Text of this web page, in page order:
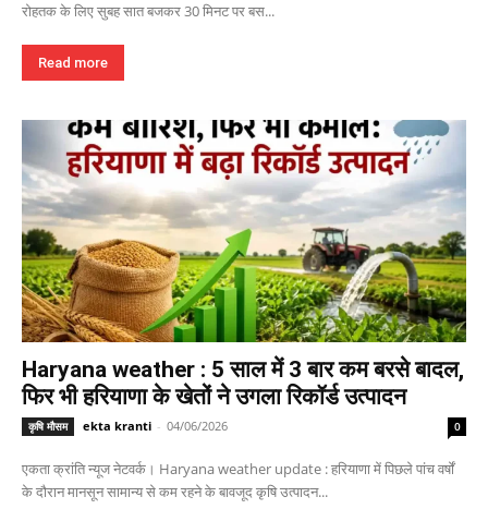
रोहतक के लिए सुबह सात बजकर 30 मिनट पर बस...
Read more
Haryana weather : 5 साल में 3 बार कम बरसे बादल,
फिर भी हरियाणा के खेतों ने उगला रिकॉर्ड उत्पादन
कृषि मौसम ekta kranti - 04/06/2026 0
एकता क्रांति न्यूज नेटवर्क। Haryana weather update : हरियाणा में पिछले पांच वर्षों
के दौरान मानसून सामान्य से कम रहने के बावजूद कृषि उत्पादन...